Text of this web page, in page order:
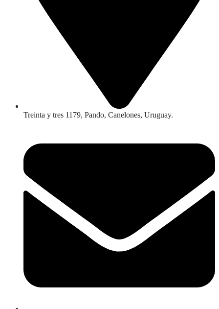
Treinta y tres 1179, Pando, Canelones, Uruguay.